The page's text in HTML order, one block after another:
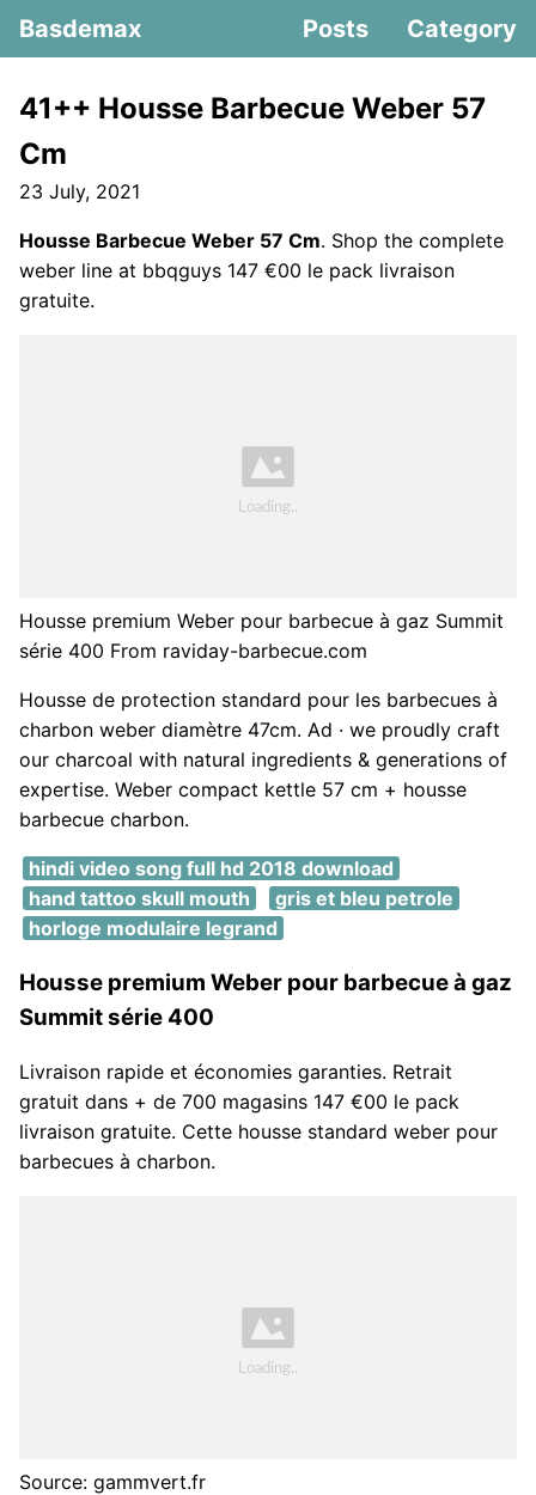
Basdemax Posts Category
41++ Housse Barbecue Weber 57
Cm
23 July, 2021
Housse Barbecue Weber 57 Cm. Shop the complete
weber line at bbqguys 147 €00 le pack livraison
gratuite.
Housse premium Weber pour barbecue à gaz Summit
série 400 From raviday-barbecue.com
Housse de protection standard pour les barbecues à
charbon weber diamètre 47cm. Ad · we proudly craft
our charcoal with natural ingredients & generations of
expertise. Weber compact kettle 57 cm + housse
barbecue charbon.
hindi video song full hd 2018 download
hand tattoo skull mouth
gris et bleu petrole
horloge modulaire legrand
Housse premium Weber pour barbecue à gaz
Summit série 400
Livraison rapide et économies garanties. Retrait
gratuit dans + de 700 magasins 147 €00 le pack
livraison gratuite. Cette housse standard weber pour
barbecues à charbon.
Source: gammvert.fr